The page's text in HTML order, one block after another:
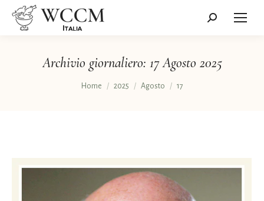
Cerca:
Archivio giornaliero: 17 Agosto 2025
Tu sei qui:
Home 2025 Agosto 17